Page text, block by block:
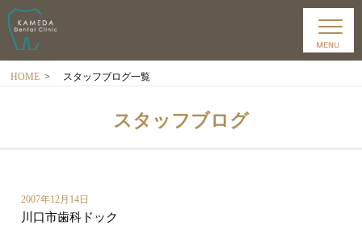
HOME > スタッフブログ一覧
スタッフブログ
2007年12月14日
川口市歯科ドック